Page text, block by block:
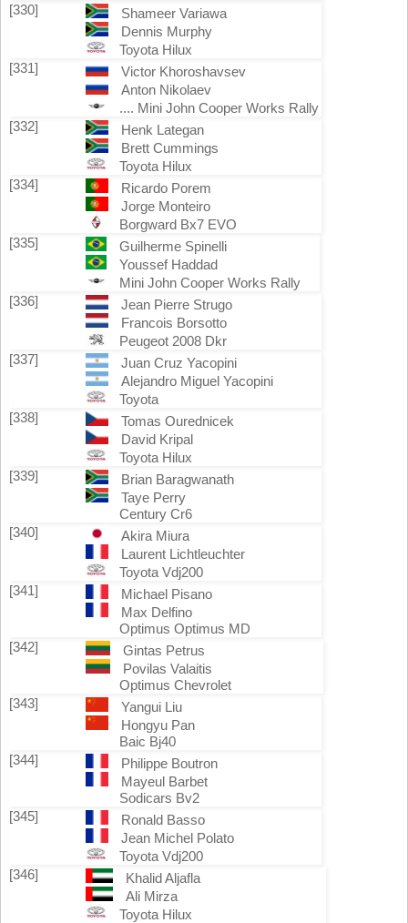
[330]
Shameer Variawa
Dennis Murphy
Toyota Hilux
[331]
Victor Khoroshavsev
Anton Nikolaev
.... Mini John Cooper Works Rally
[332]
Henk Lategan
Brett Cummings
Toyota Hilux
[334]
Ricardo Porem
Jorge Monteiro
Borgward Bx7 EVO
[335]
Guilherme Spinelli
Youssef Haddad
Mini John Cooper Works Rally
[336]
Jean Pierre Strugo
Francois Borsotto
Peugeot 2008 Dkr
[337]
Juan Cruz Yacopini
Alejandro Miguel Yacopini
Toyota
[338]
Tomas Ourednicek
David Kripal
Toyota Hilux
[339]
Brian Baragwanath
Taye Perry
Century Cr6
[340]
Akira Miura
Laurent Lichtleuchter
Toyota Vdj200
[341]
Michael Pisano
Max Delfino
Optimus Optimus MD
[342]
Gintas Petrus
Povilas Valaitis
Optimus Chevrolet
[343]
Yangui Liu
Hongyu Pan
Baic Bj40
[344]
Philippe Boutron
Mayeul Barbet
Sodicars Bv2
[345]
Ronald Basso
Jean Michel Polato
Toyota Vdj200
[346]
Khalid Aljafla
Ali Mirza
Toyota Hilux